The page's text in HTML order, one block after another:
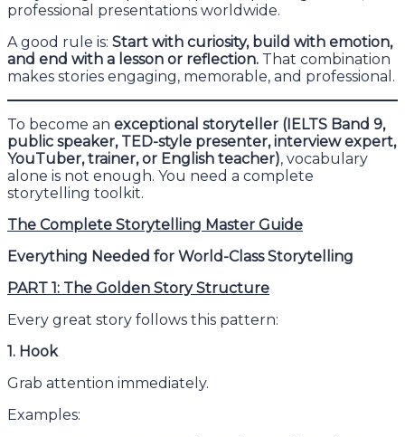
professional presentations worldwide.
A good rule is: Start with curiosity, build with emotion,
and end with a lesson or reflection. That combination
makes stories engaging, memorable, and professional.
To become an exceptional storyteller (IELTS Band 9,
public speaker, TED-style presenter, interview expert,
YouTuber, trainer, or English teacher), vocabulary
alone is not enough. You need a complete
storytelling toolkit.
The Complete Storytelling Master Guide
Everything Needed for World-Class Storytelling
PART 1: The Golden Story Structure
Every great story follows this pattern:
1. Hook
Grab attention immediately.
Examples: